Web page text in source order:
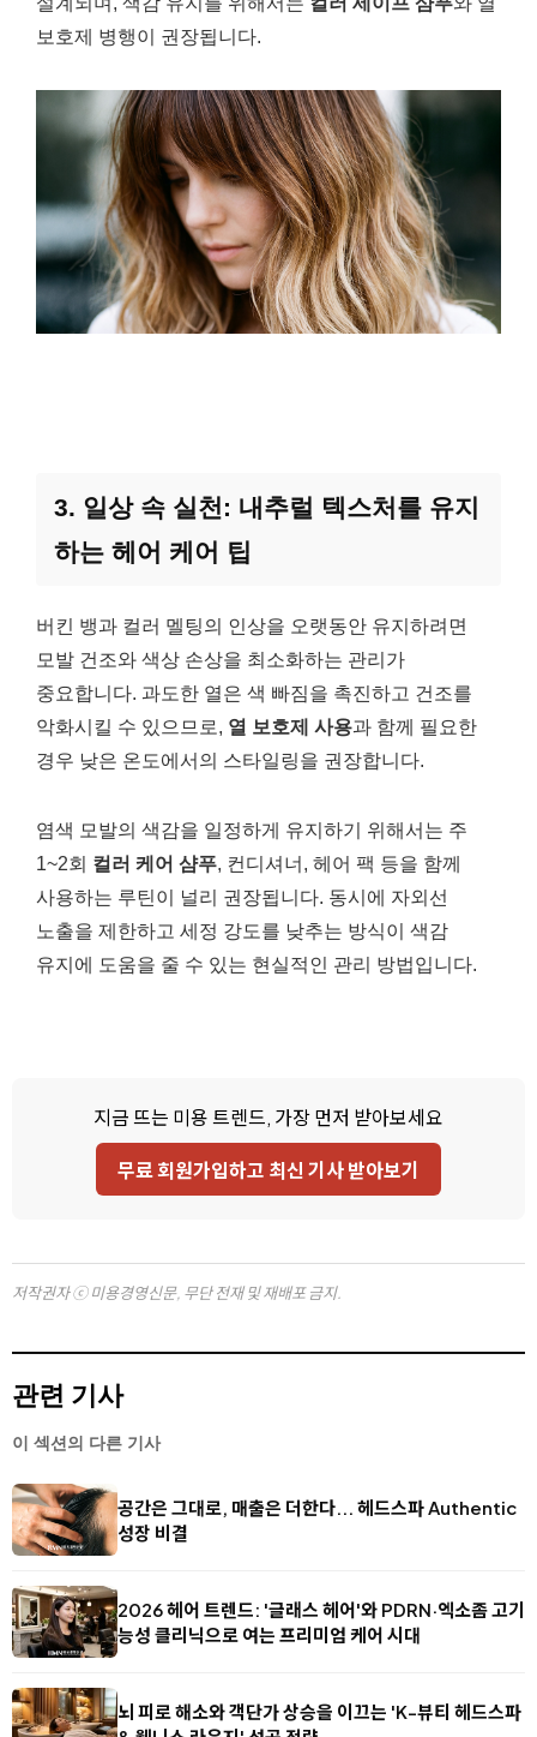
보호제 병행이 권장됩니다.
3. 일상 속 실천: 내추럴 텍스처를 유지
하는 헤어 케어 팁
버킨 뱅과 컬러 멜팅의 인상을 오랫동안 유지하려면
모발 건조와 색상 손상을 최소화하는 관리가
중요합니다. 과도한 열은 색 빠짐을 촉진하고 건조를
악화시킬 수 있으므로, 열 보호제 사용과 함께 필요한
경우 낮은 온도에서의 스타일링을 권장합니다.
염색 모발의 색감을 일정하게 유지하기 위해서는 주
1~2회 컬러 케어 샴푸, 컨디셔너, 헤어 팩 등을 함께
사용하는 루틴이 널리 권장됩니다. 동시에 자외선
노출을 제한하고 세정 강도를 낮추는 방식이 색감
유지에 도움을 줄 수 있는 현실적인 관리 방법입니다.
지금 뜨는 미용 트렌드, 가장 먼저 받아보세요
무료 회원가입하고 최신 기사 받아보기
저작권자 ⓒ 미용경영신문, 무단 전재 및 재배포 금지.
관련 기사
이 섹션의 다른 기사
공간은 그대로, 매출은 더한다... 헤드스파 Authentic
성장 비결
2026 헤어 트렌드: '글래스 헤어'와 PDRN·엑소좀 고기
능성 클리닉으로 여는 프리미엄 케어 시대
뇌 피로 해소와 객단가 상승을 이끄는 'K-뷰티 헤드스파